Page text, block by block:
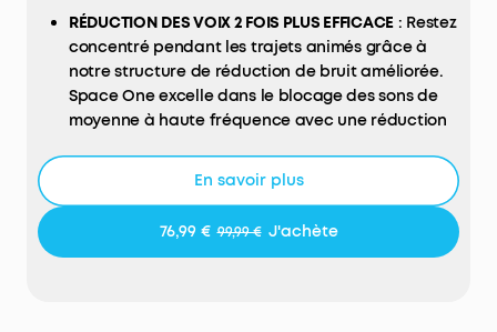
RÉDUCTION DES VOIX 2 FOIS PLUS EFFICACE : Restez
concentré pendant les trajets animés grâce à
notre structure de réduction de bruit améliorée.
Space One excelle dans le blocage des sons de
moyenne à haute fréquence avec une réduction
casque soundcore Life Q30.
: la réduction
adaptative du bruit détecte les sons externes et
En savoir plus
76,99 € 99,99 € J'achète